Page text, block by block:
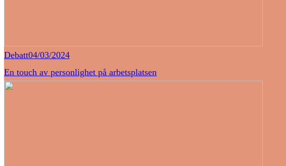
Debatt04/03/2024
En touch av personlighet på arbetsplatsen